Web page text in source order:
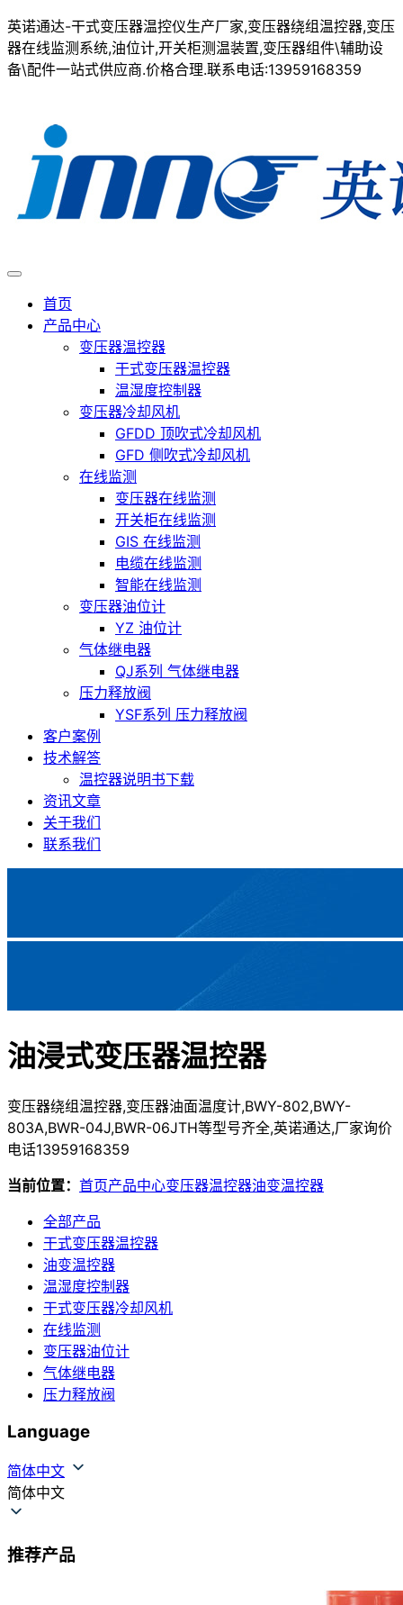
英诺通达-干式变压器温控仪生产厂家,变压器绕组温控器,变压
器在线监测系统,油位计,开关柜测温装置,变压器组件\辅助设
备\配件一站式供应商.价格合理.联系电话:13959168359
首页
产品中心
变压器温控器
干式变压器温控器
温湿度控制器
变压器冷却风机
GFDD 顶吹式冷却风机
GFD 侧吹式冷却风机
在线监测
变压器在线监测
开关柜在线监测
GIS 在线监测
电缆在线监测
智能在线监测
变压器油位计
YZ 油位计
气体继电器
QJ系列 气体继电器
压力释放阀
YSF系列 压力释放阀
客户案例
技术解答
温控器说明书下载
资讯文章
关于我们
联系我们
油浸式变压器温控器
变压器绕组温控器,变压器油面温度计,BWY-802,BWY-
803A,BWR-04J,BWR-06JTH等型号齐全,英诺通达,厂家询价
电话13959168359
当前位置： 首页产品中心变压器温控器油变温控器
全部产品
干式变压器温控器
油变温控器
温湿度控制器
干式变压器冷却风机
在线监测
变压器油位计
气体继电器
压力释放阀
Language
简体中文
简体中文
推荐产品